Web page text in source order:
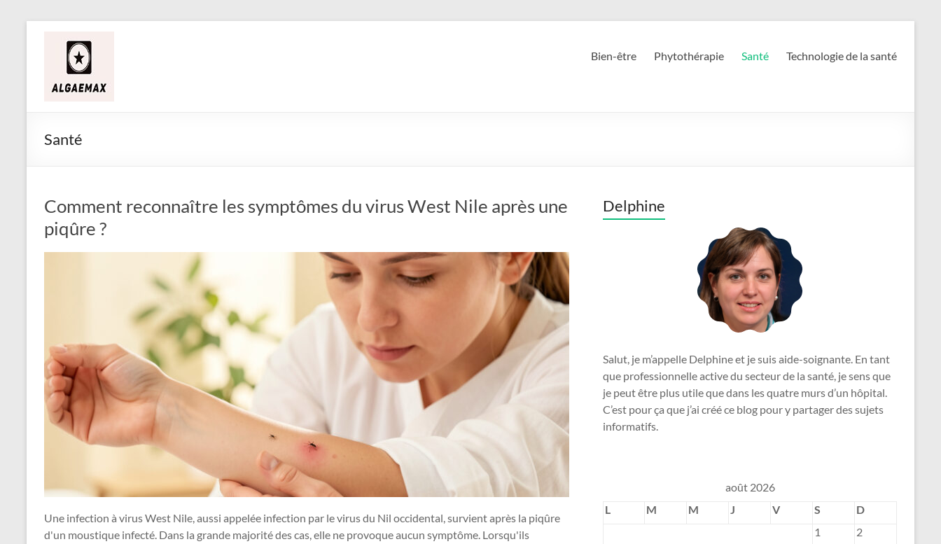
Alga
Max
Bien-être Phytothérapie Santé Technologie de la santé
Santé
Comment reconnaître les symptômes du virus West Nile après une
piqûre ?
Une infection à virus West Nile, aussi appelée infection par le virus du Nil occidental, survient après la piqûre
d'un moustique infecté. Dans la grande majorité des cas, elle ne provoque aucun symptôme. Lorsqu'ils
Delphine
Salut, je m’appelle Delphine et je suis aide-soignante. En tant
que professionnelle active du secteur de la santé, je sens que
je peut être plus utile que dans les quatre murs d’un hôpital.
C’est pour ça que j’ai créé ce blog pour y partager des sujets
informatifs.
août 2026
L
M M J V S
D
1
2